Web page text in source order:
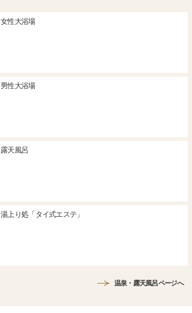
女性大浴場
男性大浴場
露天風呂
湯上り処「タイ式エステ」
温泉・露天風呂ページへ